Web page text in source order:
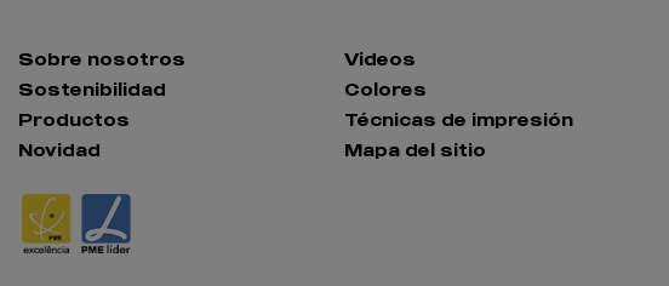
Sobre nosotros
Sostenibilidad
Productos
Novidad
Videos
Colores
Técnicas de impresión
Mapa del sitio